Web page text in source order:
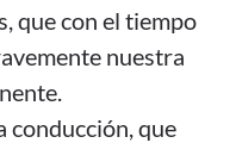
que con el tiempo
nuestra
conducción, que